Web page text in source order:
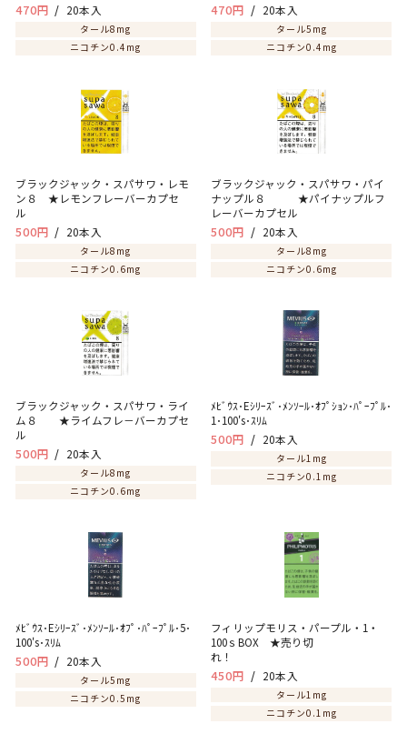
470円 20本入
タール8mg
ニコチン0.4mg
470円 20本入
タール5mg
ニコチン0.4mg
ブラックジャック・スパサワ・レモ
ン８ ★レモンフレーバーカプセ
ル
500円 20本入
タール8mg
ニコチン0.6mg
ブラックジャック・スパサワ・パイ
ナップル８ ★パイナップルフ
レーバーカプセル
500円 20本入
タール8mg
ニコチン0.6mg
ブラックジャック・スパサワ・ライ
ム８ ★ライムフレ－バーカプセ
ル
500円 20本入
タール8mg
ニコチン0.6mg
ﾒﾋﾞｳｽ･Eｼﾘｰｽﾞ･ﾒﾝｿｰﾙ･ｵﾌﾟｼｮﾝ･ﾊﾟｰﾌﾟﾙ･
1･100's･ｽﾘﾑ
500円 20本入
タール1mg
ニコチン0.1mg
ﾒﾋﾞｳｽ･Eｼﾘｰｽﾞ･ﾒﾝｿｰﾙ･ｵﾌﾟ･ﾊﾟｰﾌﾟﾙ･5･
100's･ｽﾘﾑ
500円 20本入
タール5mg
ニコチン0.5mg
フィリップモリス・パープル・1・
100ｓBOX ★売り切
れ！
450円 20本入
タール1mg
ニコチン0.1mg